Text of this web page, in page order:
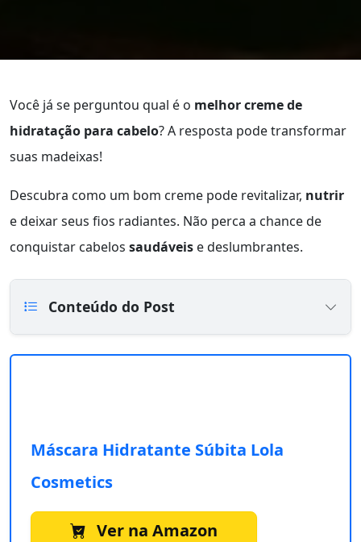
Você já se perguntou qual é o melhor creme de
hidratação para cabelo? A resposta pode transformar
suas madeixas!
Descubra como um bom creme pode revitalizar, nutrir
e deixar seus fios radiantes. Não perca a chance de
conquistar cabelos saudáveis e deslumbrantes.
Conteúdo do Post
Máscara Hidratante Súbita Lola
Cosmetics
Ver na Amazon